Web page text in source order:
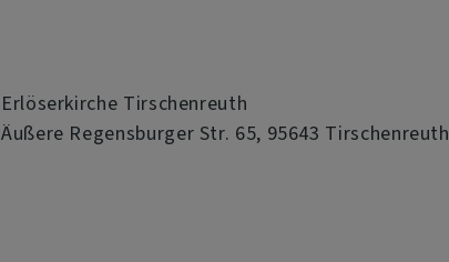
Erlöserkirche Tirschenreuth
Äußere Regensburger Str. 65, 95643 Tirschenreuth